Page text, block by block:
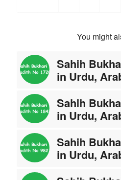
You might
Sahih
in Urdu,
Sahih
in Urdu,
Sahih
in Urdu,